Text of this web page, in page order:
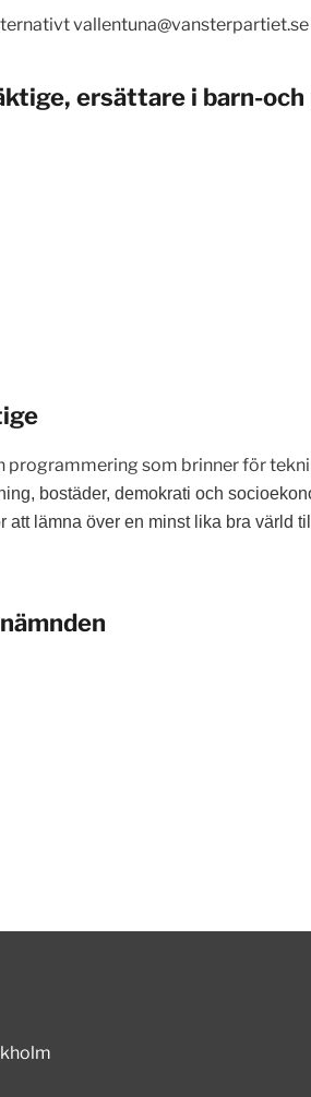
vallentuna@vansterpartiet.se
ersättare i barn-och
programmering som brinner för
bostäder, demokrati och
lämna över en minst lika bra värld